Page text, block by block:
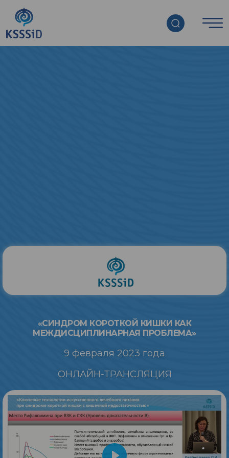
«СИНДРОМ КОРОТКОЙ КИШКИ КАК
МЕЖДИСЦИПЛИНАРНАЯ ПРОБЛЕМА»
9 февраля 2023 года
ОНЛАЙН-ТРАНСЛЯЦИЯ